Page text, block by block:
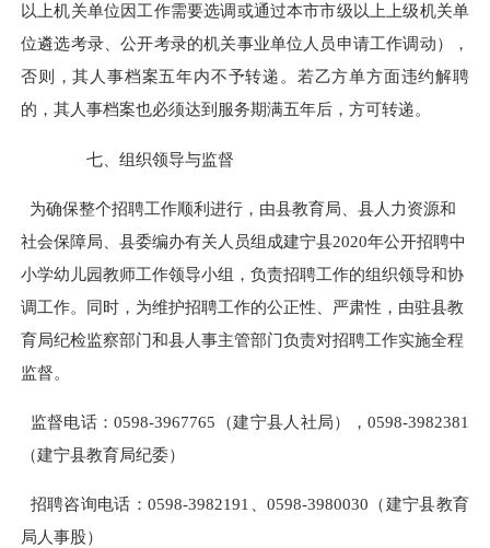
以上机关单位因工作需要选调或通过本市市级以上上级机关单
位遴选考录、公开考录的机关事业单位人员申请工作调动），
否则，其人事档案五年内不予转递。若乙方单方面违约解聘
的，其人事档案也必须达到服务期满五年后，方可转递。
七、组织领导与监督
为确保整个招聘工作顺利进行，由县教育局、县人力资源和
社会保障局、县委编办有关人员组成建宁县2020年公开招聘中
小学幼儿园教师工作领导小组，负责招聘工作的组织领导和协
调工作。同时，为维护招聘工作的公正性、严肃性，由驻县教
育局纪检监察部门和县人事主管部门负责对招聘工作实施全程
监督。
监督电话：0598-3967765（建宁县人社局），0598-3982381
（建宁县教育局纪委）
招聘咨询电话：0598-3982191、0598-3980030（建宁县教育
局人事股）